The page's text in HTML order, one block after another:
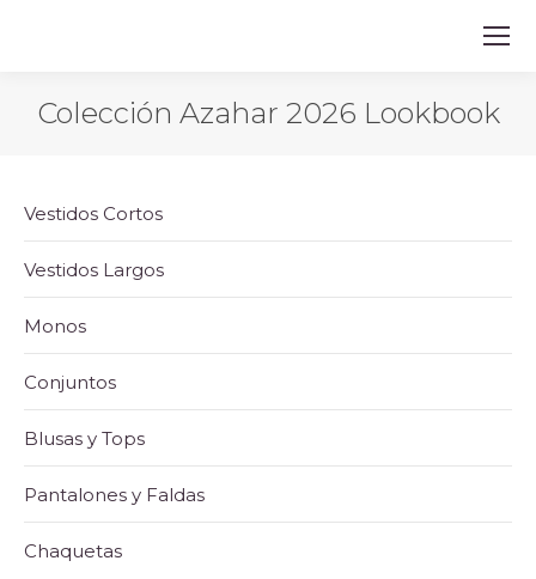
Colección Azahar 2026 Lookbook
Vestidos Cortos
Vestidos Largos
Monos
Conjuntos
Blusas y Tops
Pantalones y Faldas
Chaquetas